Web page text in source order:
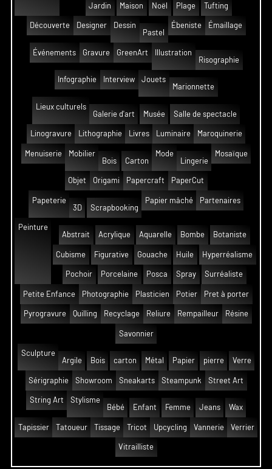
Jardin Maison Noël Plage Tufting
Découverte Designer
Dessin
Pastel
Ébeniste Émaillage
Événements Gravure GreenArt
Illustration
Risographie
Infographie Interview
Jouets
Marionnette
Lieux culturels
Galerie d'art
Musée Salle de spectacle
Linogravure Lithographie Livres Luminaire Maroquinerie
Menuiserie
Mobilier
Bois
Carton
Mode
Lingerie
Mosaïque
Objet Origami Papercraft PaperCut
Papeterie
3D
Scrapbooking
Papier mâché Partenaires
Peinture
Abstrait
Acrylique Aquarelle Bombe Botaniste
Cubisme Figurative Gouache Huile Hyperréalisme
Pochoir Porcelaine Posca Spray Surréaliste
Petite Enfance Photographie Plasticien Potier Pret à porter
Pyrogravure Quilling Recyclage Reliure Rempailleur Résine
Savonnier
Sculpture
Argile
Bois carton Métal Papier pierre Verre
Sérigraphie Showroom Sneakarts Steampunk Street Art
String Art
Stylisme
Bébé
Enfant Femme Jeans Wax
Tapissier Tatoueur Tissage Tricot Upcycling Vannerie Verrier
Vitrailliste